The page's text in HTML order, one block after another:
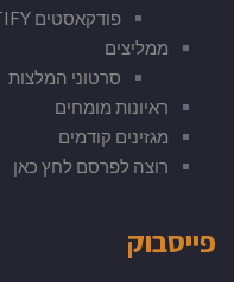
פודקאסטים SPOTIFY
ממליצים
סרטוני המלצות
ראיונות מומחים
מגזינים קודמים
רוצה לפרסם לחץ כאן
פייסבוק